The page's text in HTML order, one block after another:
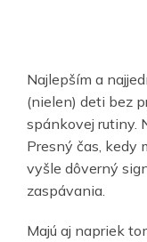
Najlepším a
(nielen) deti bez
spánkovej rutiny.
Presný čas, kedy
vyšle dôverný
zaspávania.
Majú aj napriek